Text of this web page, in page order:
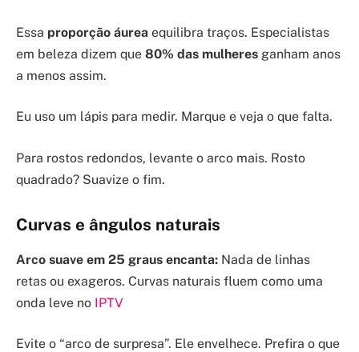
Essa proporção áurea equilibra traços. Especialistas
em beleza dizem que 80% das mulheres ganham anos
a menos assim.
Eu uso um lápis para medir. Marque e veja o que falta.
Para rostos redondos, levante o arco mais. Rosto
quadrado? Suavize o fim.
Curvas e ângulos naturais
Arco suave em 25 graus encanta: Nada de linhas
retas ou exageros. Curvas naturais fluem como uma
onda leve no IPTV
Evite o “arco de surpresa”. Ele envelhece. Prefira o que